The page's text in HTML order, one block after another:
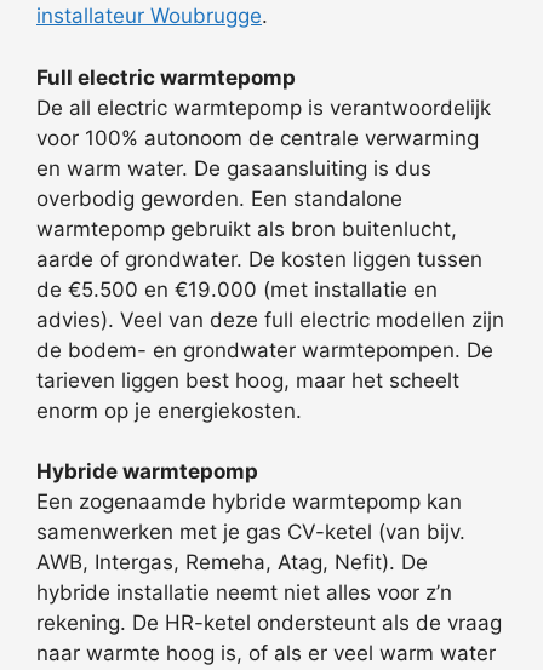
installateur Woubrugge.
Full electric warmtepomp
De all electric warmtepomp is verantwoordelijk
voor 100% autonoom de centrale verwarming
en warm water. De gasaansluiting is dus
overbodig geworden. Een standalone
warmtepomp gebruikt als bron buitenlucht,
aarde of grondwater. De kosten liggen tussen
de €5.500 en €19.000 (met installatie en
advies). Veel van deze full electric modellen zijn
de bodem- en grondwater warmtepompen. De
tarieven liggen best hoog, maar het scheelt
enorm op je energiekosten.
Hybride warmtepomp
Een zogenaamde hybride warmtepomp kan
samenwerken met je gas CV-ketel (van bijv.
AWB, Intergas, Remeha, Atag, Nefit). De
hybride installatie neemt niet alles voor z’n
rekening. De HR-ketel ondersteunt als de vraag
naar warmte hoog is, of als er veel warm water